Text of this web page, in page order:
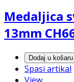
Medaljica
13mm
Dodaj u košaru
Spasi artikal